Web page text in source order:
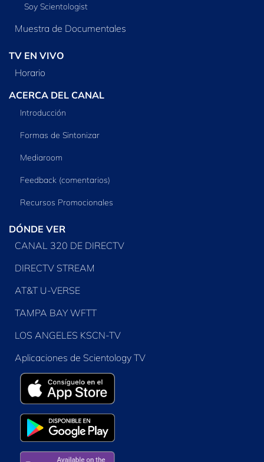
Soy Scientologist
Muestra de Documentales
TV EN VIVO
Horario
ACERCA DEL CANAL
Introducción
Formas de Sintonizar
Mediaroom
Feedback (comentarios)
Recursos Promocionales
DÓNDE VER
CANAL 320 DE DIRECTV
DIRECTV STREAM
AT&T U-VERSE
TAMPA BAY WFTT
LOS ANGELES KSCN-TV
Aplicaciones de Scientology TV